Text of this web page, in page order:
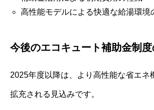
高性能モデルによる快適な給湯環境
今後のエコキュート補助金制度
2025年度以降は、より高性能な省エネ
拡充される見込みです。